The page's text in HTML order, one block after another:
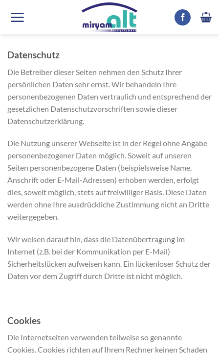
Datenschutz
Die Betreiber dieser Seiten nehmen den Schutz Ihrer
persönlichen Daten sehr ernst. Wir behandeln Ihre
personenbezogenen Daten vertraulich und entsprechend der
gesetzlichen Datenschutzvorschriften sowie dieser
Datenschutzerklärung.
Die Nutzung unserer Webseite ist in der Regel ohne Angabe
personenbezogener Daten möglich. Soweit auf unseren
Seiten personenbezogene Daten (beispielsweise Name,
Anschrift oder E-Mail-Adressen) erhoben werden, erfolgt
dies, soweit möglich, stets auf freiwilliger Basis. Diese Daten
werden ohne Ihre ausdrückliche Zustimmung nicht an Dritte
weitergegeben.
Wir weisen darauf hin, dass die Datenübertragung im
Internet (z.B. bei der Kommunikation per E-Mail)
Sicherheitslücken aufweisen kann. Ein lückenloser Schutz der
Daten vor dem Zugriff durch Dritte ist nicht möglich.
Cookies
Die Internetseiten verwenden teilweise so genannte
Cookies. Cookies richten auf Ihrem Rechner keinen Schaden